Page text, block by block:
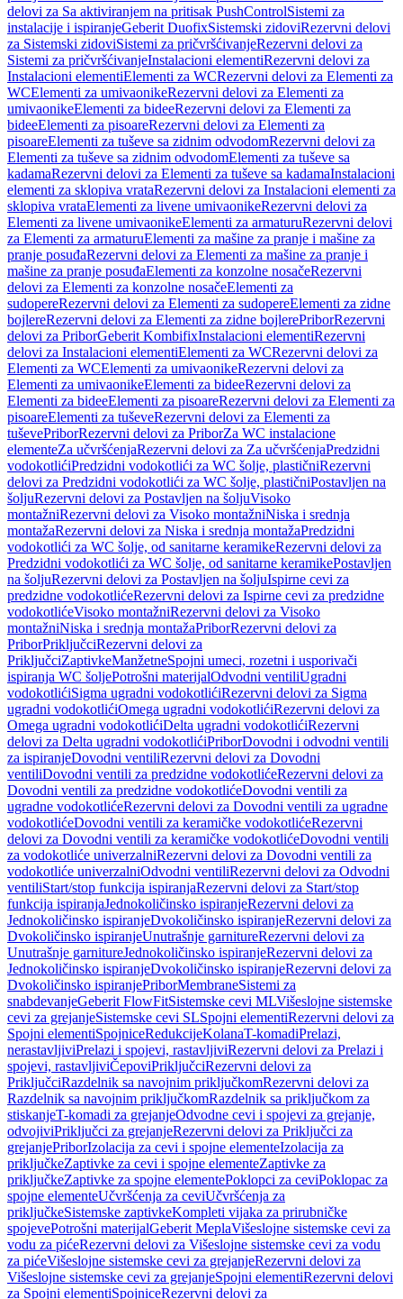
delovi za Sa aktiviranjem na pritisak PushControlSistemi za
instalacije i ispiranjeGeberit DuofixSistemski zidoviRezervni delovi
za Sistemski zidoviSistemi za pričvršćivanjeRezervni delovi za
Sistemi za pričvršćivanjeInstalacioni elementiRezervni delovi za
Instalacioni elementiElementi za WCRezervni delovi za Elementi za
WCElementi za umivaonikeRezervni delovi za Elementi za
umivaonikeElementi za bideeRezervni delovi za Elementi za
bideeElementi za pisoareRezervni delovi za Elementi za
pisoareElementi za tuševe sa zidnim odvodomRezervni delovi za
Elementi za tuševe sa zidnim odvodomElementi za tuševe sa
kadamaRezervni delovi za Elementi za tuševe sa kadamaInstalacioni
elementi za sklopiva vrataRezervni delovi za Instalacioni elementi za
sklopiva vrataElementi za livene umivaonikeRezervni delovi za
Elementi za livene umivaonikeElementi za armaturuRezervni delovi
za Elementi za armaturuElementi za mašine za pranje i mašine za
pranje posuđaRezervni delovi za Elementi za mašine za pranje i
mašine za pranje posuđaElementi za konzolne nosačeRezervni
delovi za Elementi za konzolne nosačeElementi za
sudopereRezervni delovi za Elementi za sudopereElementi za zidne
bojlereRezervni delovi za Elementi za zidne bojlerePriborRezervni
delovi za PriborGeberit KombifixInstalacioni elementiRezervni
delovi za Instalacioni elementiElementi za WCRezervni delovi za
Elementi za WCElementi za umivaonikeRezervni delovi za
Elementi za umivaonikeElementi za bideeRezervni delovi za
Elementi za bideeElementi za pisoareRezervni delovi za Elementi za
pisoareElementi za tuševeRezervni delovi za Elementi za
tuševePriborRezervni delovi za PriborZa WC instalacione
elementeZa učvršćenjaRezervni delovi za Za učvršćenjaPredzidni
vodokotlićiPredzidni vodokotlići za WC šolje, plastičniRezervni
delovi za Predzidni vodokotlići za WC šolje, plastičniPostavljen na
šoljuRezervni delovi za Postavljen na šoljuVisoko
montažniRezervni delovi za Visoko montažniNiska i srednja
montažaRezervni delovi za Niska i srednja montažaPredzidni
vodokotlići za WC šolje, od sanitarne keramikeRezervni delovi za
Predzidni vodokotlići za WC šolje, od sanitarne keramikePostavljen
na šoljuRezervni delovi za Postavljen na šoljuIspirne cevi za
predzidne vodokotlićeRezervni delovi za Ispirne cevi za predzidne
vodokotlićeVisoko montažniRezervni delovi za Visoko
montažniNiska i srednja montažaPriborRezervni delovi za
PriborPriključciRezervni delovi za
PriključciZaptivkeManžetneSpojni umeci, rozetni i usporivači
ispiranja WC šoljePotrošni materijalOdvodni ventiliUgradni
vodokotlićiSigma ugradni vodokotlićiRezervni delovi za Sigma
ugradni vodokotlićiOmega ugradni vodokotlićiRezervni delovi za
Omega ugradni vodokotlićiDelta ugradni vodokotlićiRezervni
delovi za Delta ugradni vodokotlićiPriborDovodni i odvodni ventili
za ispiranjeDovodni ventiliRezervni delovi za Dovodni
ventiliDovodni ventili za predzidne vodokotlićeRezervni delovi za
Dovodni ventili za predzidne vodokotlićeDovodni ventili za
ugradne vodokotlićeRezervni delovi za Dovodni ventili za ugradne
vodokotlićeDovodni ventili za keramičke vodokotlićeRezervni
delovi za Dovodni ventili za keramičke vodokotlićeDovodni ventili
za vodokotliće univerzalniRezervni delovi za Dovodni ventili za
vodokotliće univerzalniOdvodni ventiliRezervni delovi za Odvodni
ventiliStart/stop funkcija ispiranjaRezervni delovi za Start/stop
funkcija ispiranjaJednokoličinsko ispiranjeRezervni delovi za
Jednokoličinsko ispiranjeDvokoličinsko ispiranjeRezervni delovi za
Dvokoličinsko ispiranjeUnutrašnje garnitureRezervni delovi za
Unutrašnje garnitureJednokoličinsko ispiranjeRezervni delovi za
Jednokoličinsko ispiranjeDvokoličinsko ispiranjeRezervni delovi za
Dvokoličinsko ispiranjePriborMembraneSistemi za
snabdevanjeGeberit FlowFitSistemske cevi MLVišeslojne sistemske
cevi za grejanjeSistemske cevi SLSpojni elementiRezervni delovi za
Spojni elementiSpojniceRedukcijeKolanaT-komadiPrelazi,
nerastavljiviPrelazi i spojevi, rastavljiviRezervni delovi za Prelazi i
spojevi, rastavljiviČepoviPriključciRezervni delovi za
PriključciRazdelnik sa navojnim priključkomRezervni delovi za
Razdelnik sa navojnim priključkomRazdelnik sa priključkom za
stiskanjeT-komadi za grejanjeOdvodne cevi i spojevi za grejanje,
odvojiviPriključci za grejanjeRezervni delovi za Priključci za
grejanjePriborIzolacija za cevi i spojne elementeIzolacija za
priključkeZaptivke za cevi i spojne elementeZaptivke za
priključkeZaptivke za spojne elementePoklopci za ceviPoklopac za
spojne elementeUčvršćenja za ceviUčvršćenja za
priključkeSistemske zaptivkeKompleti vijaka za prirubničke
spojevePotrošni materijalGeberit MeplaVišeslojne sistemske cevi za
vodu za pićeRezervni delovi za Višeslojne sistemske cevi za vodu
za pićeVišeslojne sistemske cevi za grejanjeRezervni delovi za
Višeslojne sistemske cevi za grejanjeSpojni elementiRezervni delovi
za Spojni elementiSpojniceRezervni delovi za